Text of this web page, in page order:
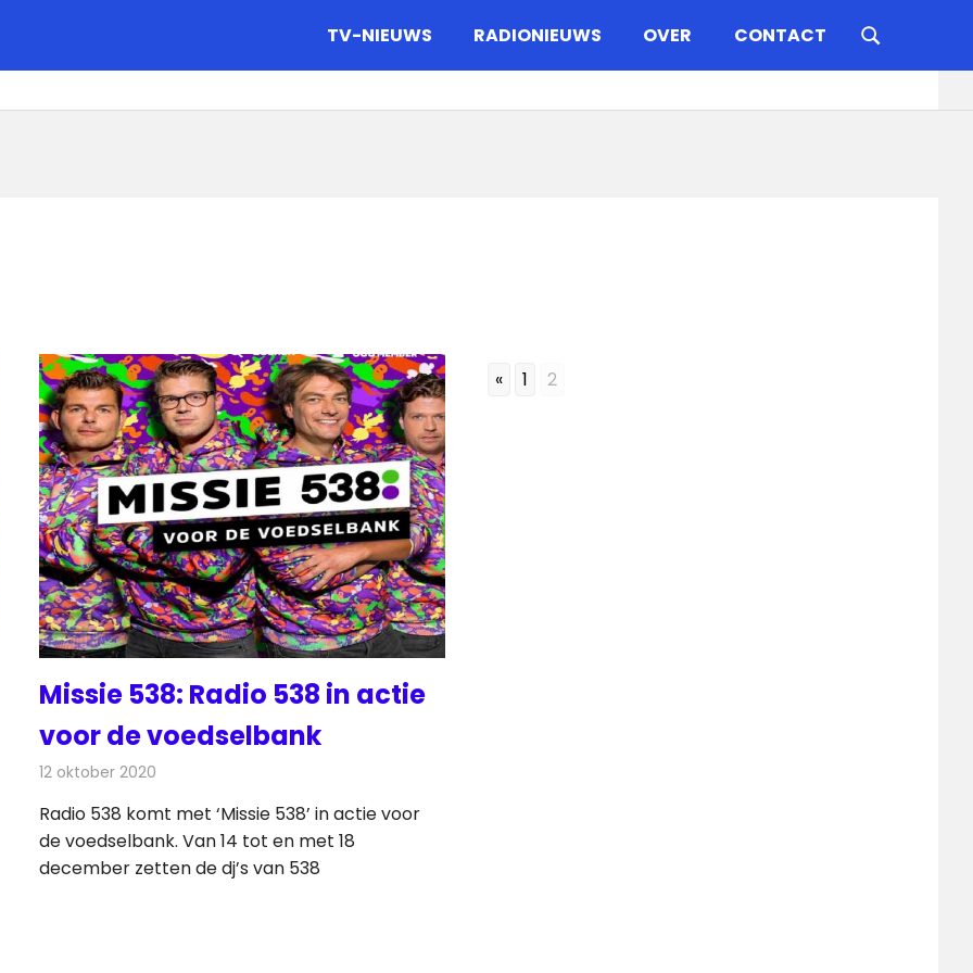
TV-NIEUWS RADIONIEUWS OVER CONTACT
Missie 538: Radio 538 in actie
voor de voedselbank
12 oktober 2020
Radio 538 komt met ‘Missie 538’ in actie voor
de voedselbank. Van 14 tot en met 18
december zetten de dj’s van 538
« 1 2